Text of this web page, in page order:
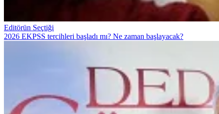
Editörün Seçtiği
2026 EKPSS tercihleri başladı mı? Ne zaman başlayacak?